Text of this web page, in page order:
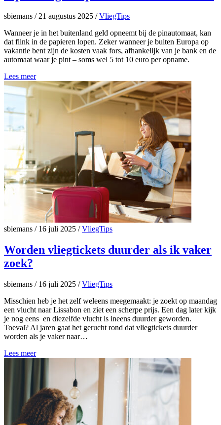
sbiemans /21 augustus 2025 / VliegTips
Wanneer je in het buitenland geld opneemt bij de pinautomaat, kan
dat flink in de papieren lopen. Zeker wanneer je buiten Europa op
vakantie bent zijn de kosten vaak fors, afhankelijk van je bank en de
automaat waar je pint – soms wel 5 tot 10 euro per opname.
Lees meer
sbiemans /16 juli 2025 / VliegTips
Worden vliegtickets duurder als ik vaker
zoek?
sbiemans /16 juli 2025 / VliegTips
Misschien heb je het zelf weleens meegemaakt: je zoekt op maandag
een vlucht naar Lissabon en ziet een scherpe prijs. Een dag later kijk
je nog eens en diezelfde vlucht is ineens duurder geworden.
Toeval? Al jaren gaat het gerucht rond dat vliegtickets duurder
worden als je vaker naar…
Lees meer